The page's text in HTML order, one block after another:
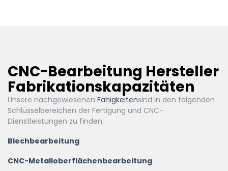
CNC-Bearbeitung Hersteller
Fabrikationskapazitäten
Unsere nachgewiesenen Fähigkeitensind in den folgenden
Schlüsselbereichen der Fertigung und CNC-
Dienstleistungen zu finden:
Blechbearbeitung
CNC-Metalloberflächenbearbeitung